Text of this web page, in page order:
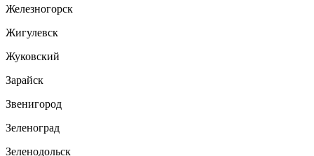
Железногорск
Жигулевск
Жуковский
Зарайск
Звенигород
Зеленоград
Зеленодольск